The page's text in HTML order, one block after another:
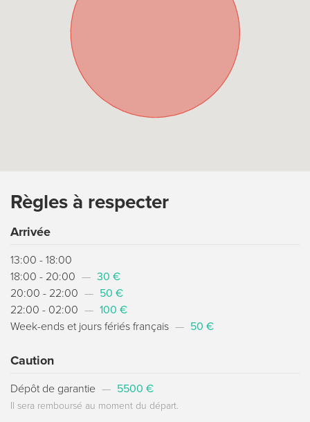
Règles à respecter
Arrivée
13:00 - 18:00
18:00 - 20:00 — 30 €
20:00 - 22:00 — 50 €
22:00 - 02:00 — 100 €
Week-ends et jours fériés français — 50 €
Caution
Dépôt de garantie — 5500 €
Il sera remboursé au moment du départ.